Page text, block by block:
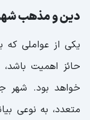
دین و مذهب
یکی از عواملی
حائز اهمیت
خواهد بود. شهر
متعدد، به نوعی